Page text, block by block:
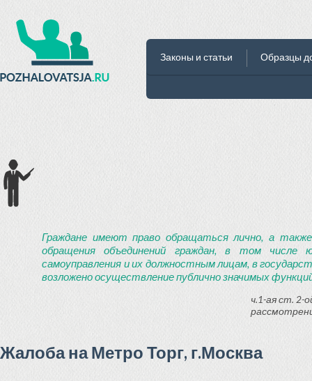
Законы и статьи Образцы
Граждане имеют право обращаться лично, а
обращения объединений граждан, в том числе
самоуправления и их должностным лицам, в
возложено осуществление публично значимых
ч.1-ая ст. 2-
Жалоба на Метро Торг, г.Москва